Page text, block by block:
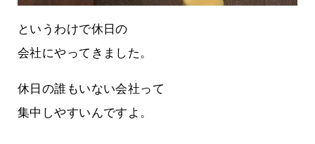
というわけで休日の
会社にやってきました。
休日の誰もいない会社って
集中しやすいんですよ。